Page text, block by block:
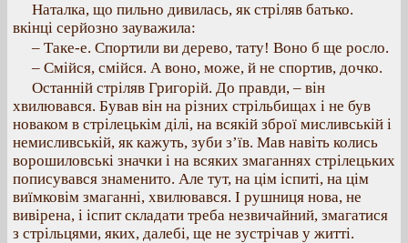
Наталка, що пильно дивилась, як стріляв батько.
вкінці серйозно зауважила:
– Таке-е. Спортили ви дерево, тату! Воно б ще росло.
– Смійся, смійся. А воно, може, й не спортив, дочко.
Останній стріляв Григорій. До правди, – він
хвилювався. Бував він на різних стрільбищах і не був
новаком в стрілецькім ділі, на всякій зброї мисливській і
немисливській, як кажуть, зуби з’їв. Мав навіть колись
ворошиловські значки і на всяких змаганнях стрілецьких
пописувався знаменито. Але тут, на цім іспиті, на цім
виїмковім змаганні, хвилювався. І рушниця нова, не
вивірена, і іспит складати треба незвичайний, змагатися
з стрільцями, яких, далебі, ще не зустрічав у житті.